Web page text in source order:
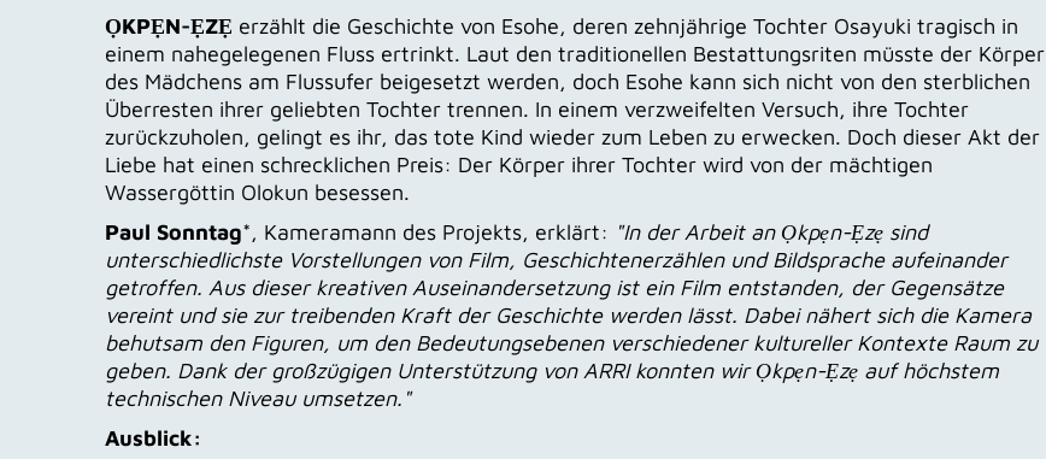
ỌKPẸN-ẸZẸ erzählt die Geschichte von Esohe, deren zehnjährige Tochter Osayuki tragisch in
einem nahegelegenen Fluss ertrinkt. Laut den traditionellen Bestattungsriten müsste der Körper
des Mädchens am Flussufer beigesetzt werden, doch Esohe kann sich nicht von den sterblichen
Überresten ihrer geliebten Tochter trennen. In einem verzweifelten Versuch, ihre Tochter
zurückzuholen, gelingt es ihr, das tote Kind wieder zum Leben zu erwecken. Doch dieser Akt der
Liebe hat einen schrecklichen Preis: Der Körper ihrer Tochter wird von der mächtigen
Wassergöttin Olokun besessen.
Paul Sonntag*, Kameramann des Projekts, erklärt: "In der Arbeit an Ọkpẹn-Ẹzẹ sind
unterschiedlichste Vorstellungen von Film, Geschichtenerzählen und Bildsprache aufeinander
getroffen. Aus dieser kreativen Auseinandersetzung ist ein Film entstanden, der Gegensätze
vereint und sie zur treibenden Kraft der Geschichte werden lässt. Dabei nähert sich die Kamera
behutsam den Figuren, um den Bedeutungsebenen verschiedener kultureller Kontexte Raum zu
geben. Dank der großzügigen Unterstützung von ARRI konnten wir Ọkpẹn-Ẹzẹ auf höchstem
technischen Niveau umsetzen."
Ausblick: